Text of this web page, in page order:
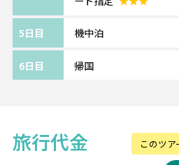
5日目 機中泊
6日目 帰国
旅行代金 このツ